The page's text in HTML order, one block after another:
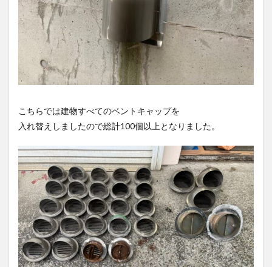
こちらでは建物すべてのベントキャップを
入れ替えしましたので総計100個以上となりました。